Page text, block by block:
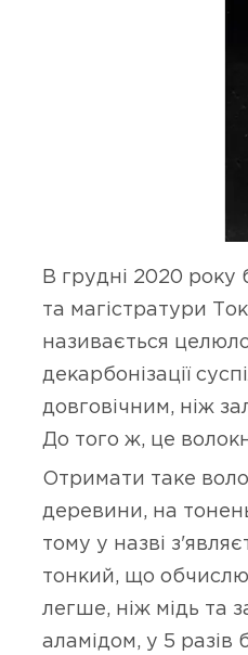
В грудні 2020 року
та магістратури
називається
декарбонізації
довговічним, ніж
До того ж, це
Отримати таке
деревини, на
тому у назві
тонкий, що
легше, ніж мідь та
аламідом, у 5 разів